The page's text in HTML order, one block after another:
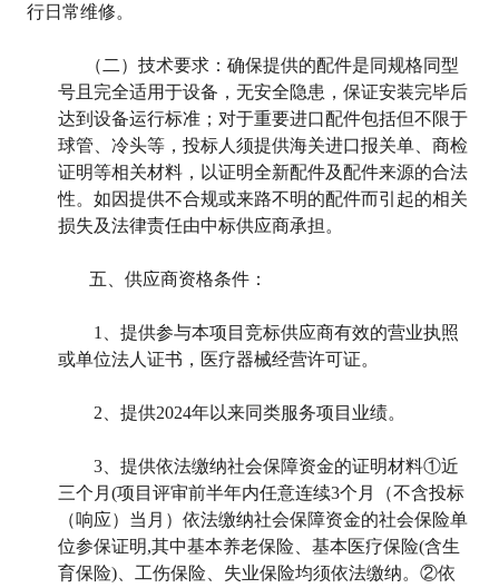
行日常维修。
（二）技术要求：确保提供的配件是同规格同型
号且完全适用于设备，无安全隐患，保证安装完毕后
达到设备运行标准；对于重要进口配件包括但不限于
球管、冷头等，投标人须提供海关进口报关单、商检
证明等相关材料，以证明全新配件及配件来源的合法
性。如因提供不合规或来路不明的配件而引起的相关
损失及法律责任由中标供应商承担。
五、供应商资格条件：
1
、提供参与本项目竞标供应商有效的营业执照
或单位法人证书，医疗器械经营许可证。
2 、提供2024年以来同类服务项目业绩。
3 、提供依法缴纳社会保障资金的证明材料①近
三个月(项目评审前半年内任意连续3个月（不含投标
（响应）当月）依法缴纳社会保障资金的社会保险单
位参保证明,其中基本养老保险、基本医疗保险(含生
育保险)、工伤保险、失业保险均须依法缴纳。②依